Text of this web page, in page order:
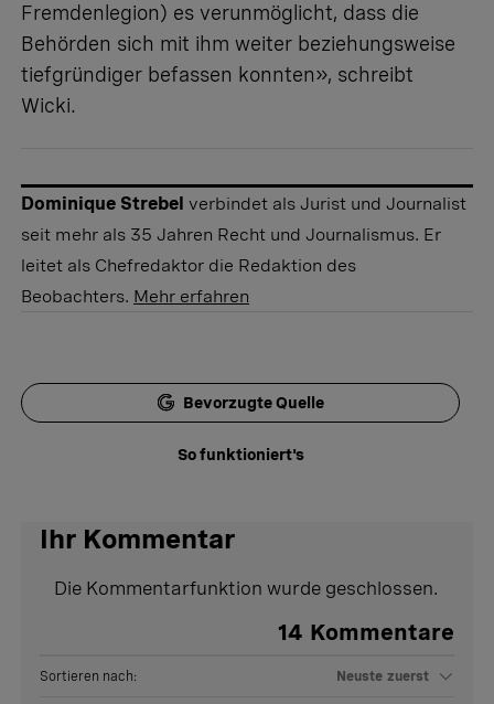
Fremdenlegion) es verunmöglicht, dass die
Behörden sich mit ihm weiter beziehungsweise
tiefgründiger befassen konnten», schreibt
Wicki.
Dominique Strebel verbindet als Jurist und Journalist
seit mehr als 35 Jahren Recht und Journalismus. Er
leitet als Chefredaktor die Redaktion des
Beobachters. Mehr erfahren
Bevorzugte Quelle
So funktioniert's
Ihr Kommentar
Die Kommentarfunktion wurde geschlossen.
14 Kommentare
Sortieren nach: Neuste zuerst